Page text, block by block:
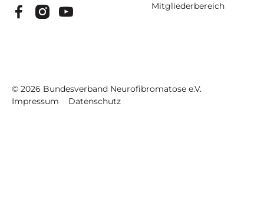
Mitgliederbereich
© 2026 Bundesverband Neurofibromatose e.V.
Impressum
Datenschutz